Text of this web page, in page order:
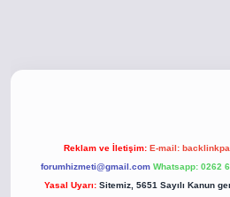
Reklam ve İletişim: E-mail:
forumhizmeti@gmail.com Whatsapp: 0262
Yasal Uyarı: Sitemiz, 5651 Sayılı Kanun